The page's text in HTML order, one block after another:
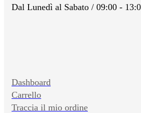
Dal Lunedì al Sabato / 09:00 -
Dashboard
Carrello
Traccia il mio ordine